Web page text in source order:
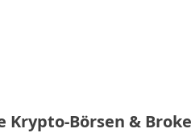
Krypto-Börsen &